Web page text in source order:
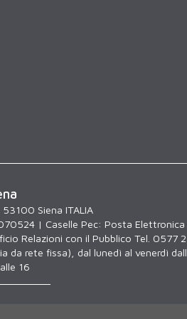
Siena ITALIA
| Caselle Pec: Posta
Relazioni con il Pubblico Tel. 0577
da rete fissa), dal lunedì al venerdì
16